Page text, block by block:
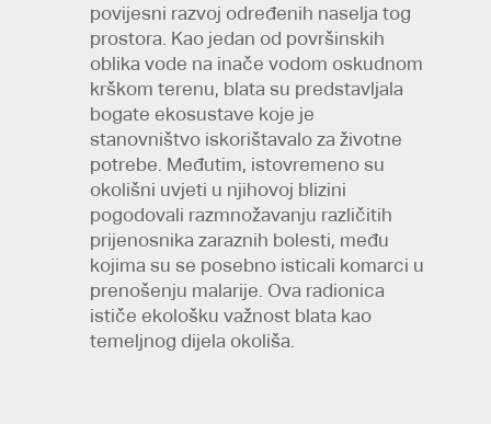
povijesni razvoj određenih naselja tog
prostora. Kao jedan od površinskih
oblika vode na inače vodom oskudnom
krškom terenu, blata su predstavljala
bogate ekosustave koje je
stanovništvo iskorištavalo za životne
potrebe. Međutim, istovremeno su
okolišni uvjeti u njihovoj blizini
pogodovali razmnožavanju različitih
prijenosnika zaraznih bolesti, među
kojima su se posebno isticali komarci u
prenošenju malarije. Ova radionica
ističe ekološku važnost blata kao
temeljnog dijela okoliša.